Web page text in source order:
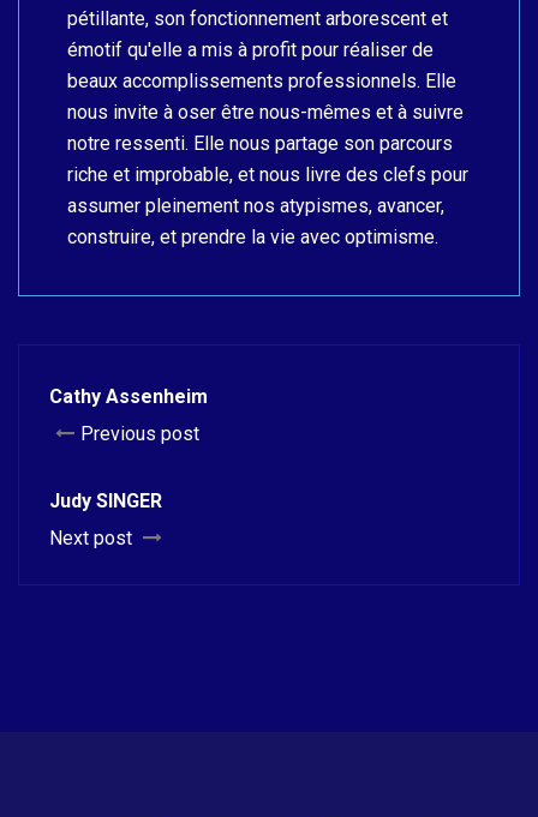
pétillante, son fonctionnement arborescent et
émotif qu'elle a mis à profit pour réaliser de
beaux accomplissements professionnels. Elle
nous invite à oser être nous-mêmes et à suivre
notre ressenti. Elle nous partage son parcours
riche et improbable, et nous livre des clefs pour
assumer pleinement nos atypismes, avancer,
construire, et prendre la vie avec optimisme.
Cathy Assenheim
Previous post
Judy SINGER
Next post